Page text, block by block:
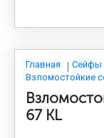
Главная Сейфы
Взломостойкие
67 KL